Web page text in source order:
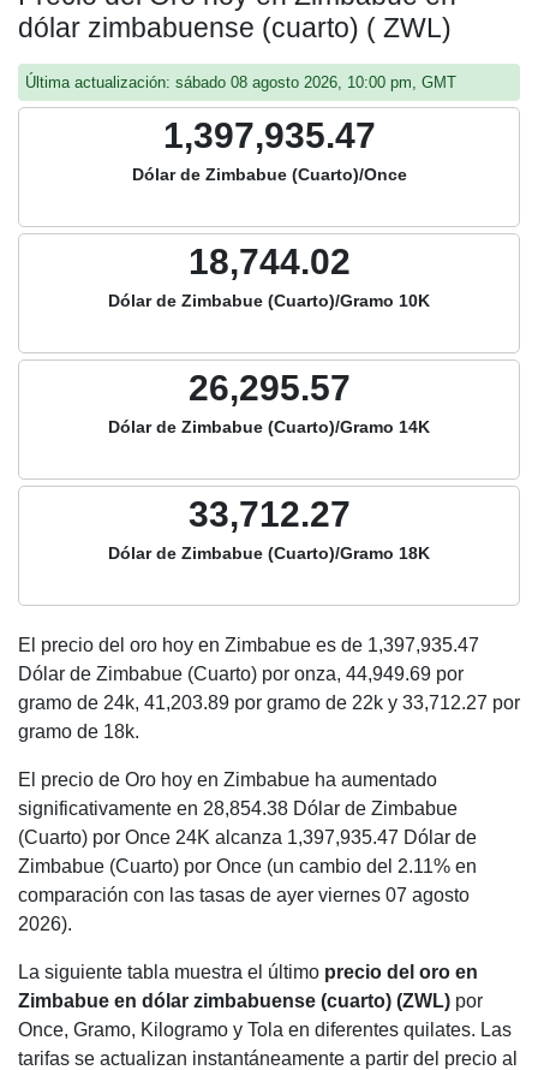
dólar zimbabuense (cuarto) ( ZWL)
Última actualización: sábado 08 agosto 2026, 10:00 pm, GMT
1,397,935.47
Dólar de Zimbabue (Cuarto)/Once
18,744.02
Dólar de Zimbabue (Cuarto)/Gramo 10K
26,295.57
Dólar de Zimbabue (Cuarto)/Gramo 14K
33,712.27
Dólar de Zimbabue (Cuarto)/Gramo 18K
El precio del oro hoy en Zimbabue es de 1,397,935.47
Dólar de Zimbabue (Cuarto) por onza, 44,949.69 por
gramo de 24k, 41,203.89 por gramo de 22k y 33,712.27 por
gramo de 18k.
El precio de Oro hoy en Zimbabue ha aumentado
significativamente en 28,854.38 Dólar de Zimbabue
(Cuarto) por Once 24K alcanza 1,397,935.47 Dólar de
Zimbabue (Cuarto) por Once (un cambio del 2.11% en
comparación con las tasas de ayer viernes 07 agosto
2026).
La siguiente tabla muestra el último precio del oro en
Zimbabue en dólar zimbabuense (cuarto) (ZWL) por
Once, Gramo, Kilogramo y Tola en diferentes quilates. Las
tarifas se actualizan instantáneamente a partir del precio al